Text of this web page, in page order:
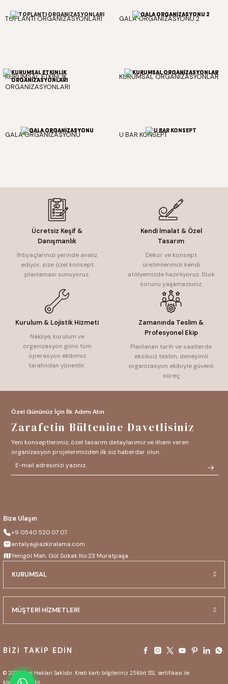
TOPLANTI ORGANİZASYONLARI GALA ORGANİZASYONU 2
KURUMSAL ETKİNLİK
ORGANİZASYONLARI
KURUMSAL ORGANİZASYONLAR
GALA ORGANİZASYONU U BAR KONSEPT
Ücretsiz Keşif &
Danışmanlık
İhtiyaçlarınızı yerinde analiz
ediyor, size özel konsept
planlaması sunuyoruz.
Kendi İmalat & Özel
Tasarım
Dekor ve konsept
üretimlerimizi kendi
atölyemizde hazırlıyoruz. Stok
sorunu yaşamazsınız.
Kurulum & Lojistik Hizmeti
Nakliye, kurulum ve
organizasyon günü tüm
operasyon ekibimiz
tarafından yönetilir.
Zamanında Teslim &
Profesyonel Ekip
Planlanan tarih ve saatlerde
eksiksiz teslim, deneyimli
organizasyon ekibiyle güvenli
süreç
Bize Ulaşın
+9 0540 520 07 07
antalya@azkiralama.com
Yenigöl Mah. Gül Sokak No:23 Muratpaşa
KURUMSAL
MÜŞTERİ HİZMETLERİ
BİZİ TAKİP EDİN
© 2025 Tüm Hakları Saklıdır. Kredi kartı bilgileriniz 256bit SSL sertifikası ile
korunmaktadır.
Özel Gününüz İçin İlk Adımı Atın
Zarafetin Bültenine Davetlisiniz
Yeni konseptlerimiz, özel tasarım detaylarımız ve ilham veren
organizasyon projelerimizden ilk siz haberdar olun.